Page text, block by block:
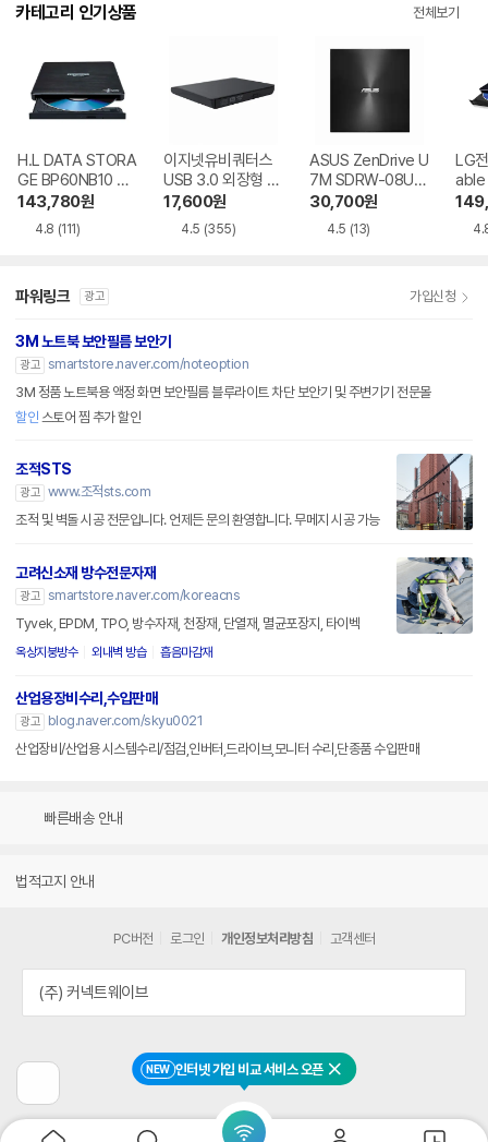
NEW 인터넷 가입 비교 서비스 오픈 닫기
카테고리 인기상품 전체보기
H.L DATA STORA
GE BP60NB10 블
루레이 외장ODD
143,780원
4.8 (111)
이지넷유비쿼터스
USB 3.0 외장형 D
VD-RW NEXT-20
0DVD-RW
17,600원
4.5 (355)
ASUS ZenDrive U
7M SDRW-08U7
M-U-B
30,700원
4.5 (13)
LG
able
파워링크 광고 가입신청
3M 노트북 보안필름 보안기
광고 smartstore.naver.com/noteoption
3M 정품 노트북용 액정 화면 보안필름 블루라이트 차단 보안기 및 주변기기 전문몰
할인 스토어 찜 추가 할인
조적STS
광고 www.조적sts.com
조적 및 벽돌 시공 전문입니다. 언제든 문의 환영합니다. 무메지 시공 가능
고려신소재 방수전문자재
광고 smartstore.naver.com/koreacns
Tyvek, EPDM, TPO, 방수자재, 천장재, 단열재, 멸균포장지, 타이벡
옥상지붕방수 외내벽 방습 흡음마감재
산업용장비수리,수입판매
광고
blog.naver.com/skyu0021
산업장비/산업용 시스템수리/점검,인버터,드라이브,모니터 수리,단종품 수입판매
빠른배송 안내
법적고지 안내
전
페
이
PC버전 로그인 개인정보처리방침 고객센터
(주) 커넥트웨이브